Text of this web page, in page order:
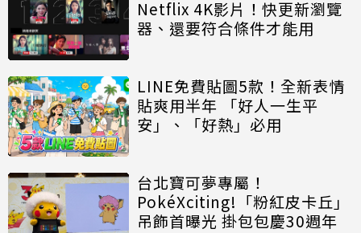
Netflix 4K影片！快更新瀏覽
器、還要符合條件才能用
LINE免費貼圖5款！全新表情
貼爽用半年 「好人一生平
安」、「好熱」必用
台北寶可夢專屬！
PokéXciting!「粉紅皮卡丘」
吊飾首曝光 掛包包慶30週年